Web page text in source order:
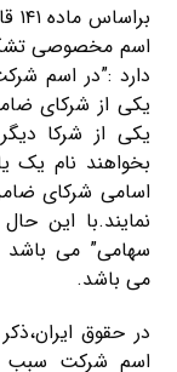
دارد :”در اسم
یکی از شرکای
یکی از شرکا
بخواهند نام یک
اسامی شرکای
نمایند.با این
سهامی” می باشد
می باشد.
در حقوق